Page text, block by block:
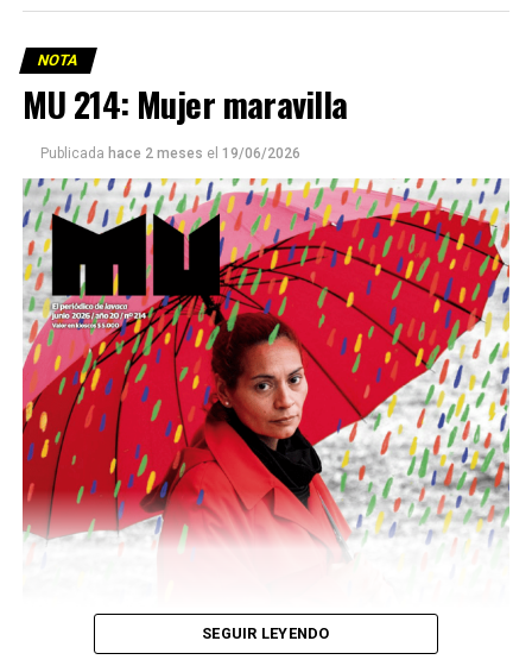
Este número 215 de MU ☝️viene con doble tapa, que
podría ser una frase:
Sin chamuyo, a remarla.
Descargar la Mu en PDF
NOTA
MU 214: Mujer maravilla
Publicada hace 2 meses el 19/06/2026
SEGUIR LEYENDO